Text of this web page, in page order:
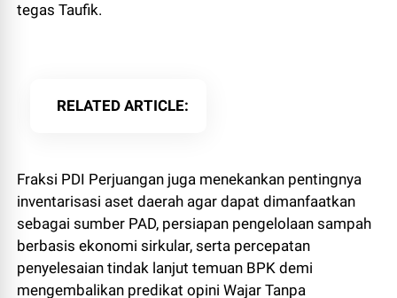
tegas Taufik.
RELATED ARTICLE
Fraksi PDI Perjuangan juga menekankan pentingnya
inventarisasi aset daerah agar dapat dimanfaatkan
sebagai sumber PAD, persiapan pengelolaan sampah
berbasis ekonomi sirkular, serta percepatan
penyelesaian tindak lanjut temuan BPK demi
mengembalikan predikat opini Wajar Tanpa